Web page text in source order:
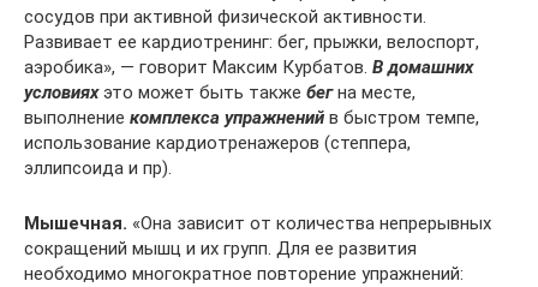
сосудов при активной физической активности.
Развивает ее кардиотренинг: бег, прыжки, велоспорт,
аэробика», — говорит Максим Курбатов. В домашних
условияхэто может быть также бегна месте,
выполнение комплекса упражнений в быстром темпе,
использование кардиотренажеров (степпера,
эллипсоида и пр).
Мышечная. «Она зависит от количества непрерывных
сокращений мышц и их групп. Для ее развития
необходимо многократное повторение упражнений: